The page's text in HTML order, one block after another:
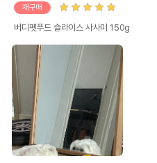
또는 소비자상담 관련
전화번호
유통기한
재구매
버디펫푸드 슬라이스 사사미 150g